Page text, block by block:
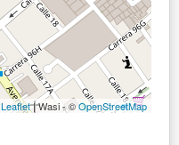
Leaflet| Wasi - ©OpenStreetMap